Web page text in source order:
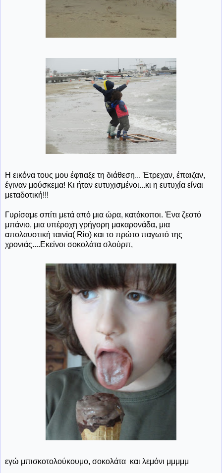
Η εικόνα τους μου έφτιαξε τη διάθεση... Έτρεχαν, έπαιζαν,
έγιναν μούσκεμα! Κι ήταν ευτυχισμένοι...κι η ευτυχία είναι
μεταδοτική!!!
Γυρίσαμε σπίτι μετά από μια ώρα, κατάκοποι. Ένα ζεστό
μπάνιο, μια υπέροχη γρήγορη μακαρονάδα, μια
απολαυστική ταινία( Rio) και το πρώτο παγωτό της
χρονιάς....Εκείνοι σοκολάτα σλούρπ,
εγώ μπισκοτολούκουμο, σοκολάτα και λεμόνι μμμμμ